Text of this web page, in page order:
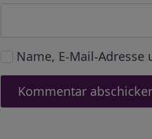
Name, E-Mail-